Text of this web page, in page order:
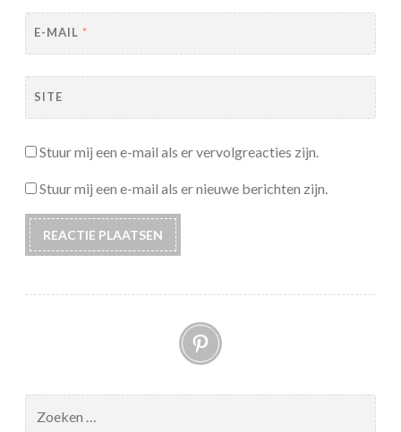
E-MAIL *
SITE
Stuur mij een e-mail als er vervolgreacties zijn.
Stuur mij een e-mail als er nieuwe berichten zijn.
Pinterest
naar: